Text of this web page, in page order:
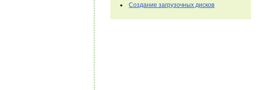
Создание загрузочных дисков